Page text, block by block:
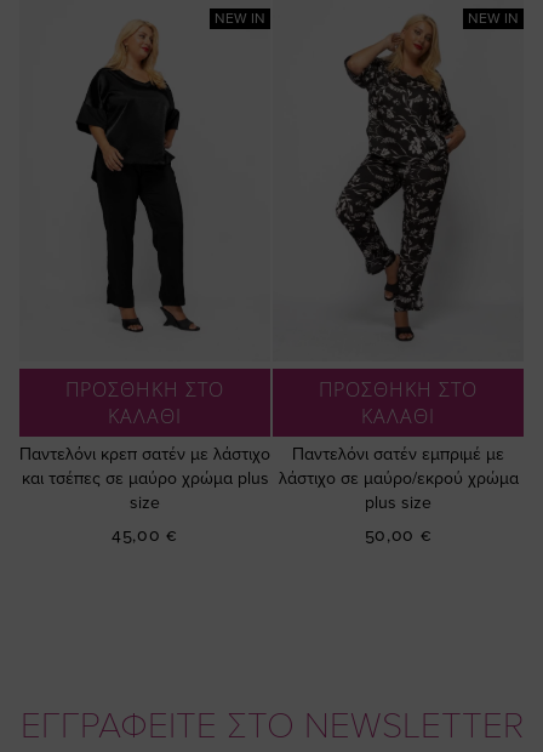
NEW IN
ΠΡΟΣΘΗΚΗ ΣΤΟ
ΚΑΛΑΘΙ
Παντελόνι κρεπ σατέν με λάστιχο
και τσέπες σε μαύρο χρώμα plus
size
45,00 €
NEW IN
ΠΡΟΣΘΗΚΗ ΣΤΟ
ΚΑΛΑΘΙ
Παντελόνι σατέν εμπριμέ με
λάστιχο σε μαύρο/εκρού χρώμα
plus size
50,00 €
ΕΓΓΡΑΦΕΙΤΕ ΣΤΟ NEWSLETTER